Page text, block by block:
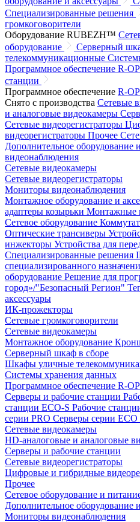
Специализированные решения
громкоговорители
Оборудование RUBEZH™
оборудование
Серверный
телекоммуникационные
Программное обеспечение R-
станции
Программное обеспечение R-
Снято с производства Сетевые
и аналоговые видеокамеры
Сетевые видеорегистраторы
видеорегистраторы Прочее
Дополнительное оборудование
видеонаблюдения
Сетевые видеокамеры
Сетевые видеорегистраторы
Мониторы видеонаблюдения
Монтажное оборудование и
адаптеры козырьки Монтажные
Сетевое оборудование
Оптические трансиверы
инжекторы Устройства для
Специализированные решения
специализированного
оборудование Решение для
город»/"Безопасный Регион"
аксессуары
ИК-прожекторы
Сетевые громкоговорители
Сетевые видеокамеры
Монтажное оборудование
Серверный шкаф в сборе
Шкафы уличные
Системы хранения данных
Программное обеспечение R-
Серверы и рабочие станции
станции ECO-S Рабочие
серии PRO Серверы серии ECO
Сетевые видеокамеры
HD-аналоговые и аналоговые
Серверы и рабочие станции
Сетевые видеорегистраторы
Цифровые и гибридные
Прочее
Сетевое оборудование и
Дополнительное оборудование
Мониторы видеонаблюдения